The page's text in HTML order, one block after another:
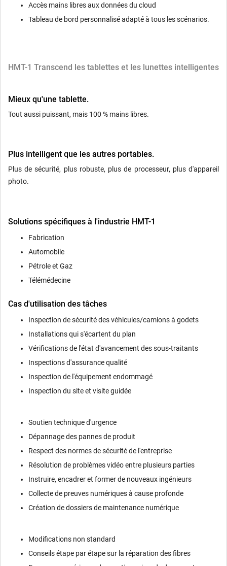
Accès mains libres aux données du cloud
Tableau de bord personnalisé adapté à tous les scénarios.
HMT-1 Transcend les tablettes et les lunettes intelligentes
Mieux qu'une tablette.
Tout aussi puissant, mais 100 % mains libres.
Plus intelligent que les autres portables.
Plus de sécurité, plus robuste, plus de processeur, plus d'appareil
photo.
Solutions spécifiques à l'industrie HMT-1
Fabrication
Automobile
Pétrole et Gaz
Télémédecine
Cas d'utilisation des tâches
Inspection de sécurité des véhicules/camions à godets
Installations qui s'écartent du plan
Vérifications de l'état d'avancement des sous-traitants
Inspections d'assurance qualité
Inspection de l'équipement endommagé
Inspection du site et visite guidée
Soutien technique d'urgence
Dépannage des pannes de produit
Respect des normes de sécurité de l'entreprise
Résolution de problèmes vidéo entre plusieurs parties
Instruire, encadrer et former de nouveaux ingénieurs
Collecte de preuves numériques à cause profonde
Création de dossiers de maintenance numérique
Modifications non standard
Conseils étape par étape sur la réparation des fibres